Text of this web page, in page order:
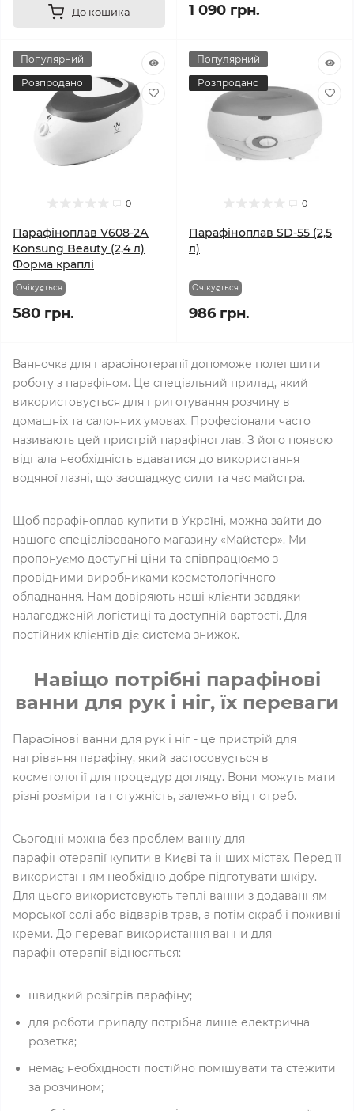
До кошика 1 090 грн.
Популярний
Розпродано
0
Парафіноплав V608-2А
Konsung Beauty (2,4 л)
Форма краплі
Очікується
580 грн.
Популярний
Розпродано
0
Парафіноплав SD-55 (2,5
л)
Очікується
986 грн.
Ванночка для парафінотерапії допоможе полегшити
роботу з парафіном. Це спеціальний прилад, який
використовується для приготування розчину в
домашніх та салонних умовах. Професіонали часто
називають цей пристрій парафіноплав. З його появою
відпала необхідність вдаватися до використання
водяної лазні, що заощаджує сили та час майстра.
Щоб парафіноплав купити в Україні, можна зайти до
нашого спеціалізованого магазину «Майстер». Ми
пропонуємо доступні ціни та співпрацюємо з
провідними виробниками косметологічного
обладнання. Нам довіряють наші клієнти завдяки
налагодженій логістиці та доступній вартості. Для
постійних клієнтів діє система знижок.
Навіщо потрібні парафінові
ванни для рук і ніг, їх переваги
Парафінові ванни для рук і ніг - це пристрій для
нагрівання парафіну, який застосовується в
косметології для процедур догляду. Вони можуть мати
різні розміри та потужність, залежно від потреб.
Сьогодні можна без проблем ванну для
парафінотерапії купити в Києві та інших містах. Перед її
використанням необхідно добре підготувати шкіру.
Для цього використовують теплі ванни з додаванням
морської солі або відварів трав, а потім скраб і поживні
креми. До переваг використання ванни для
парафінотерапії відносяться:
швидкий розігрів парафіну;
для роботи приладу потрібна лише електрична
розетка;
немає необхідності постійно помішувати та стежити
за розчином;